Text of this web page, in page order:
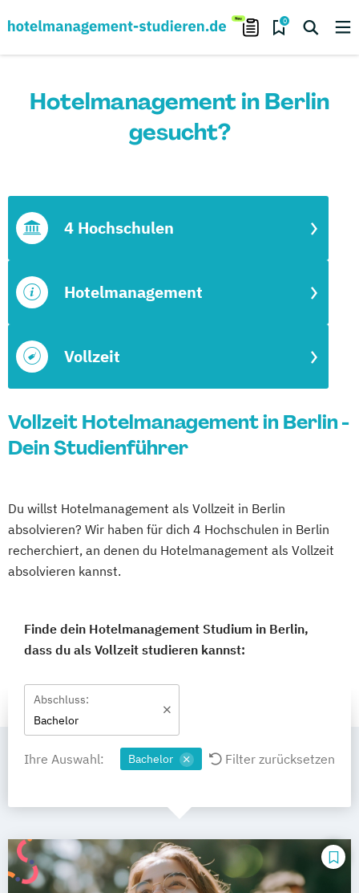
0
Hotelmanagement in Berlin
gesucht?
Vollzeit
Hotelmanagement
4 Hochschulen
Vollzeit Hotelmanagement in Berlin -
Dein Studienführer
Du willst Hotelmanagement als Vollzeit in Berlin
absolvieren? Wir haben für dich 4 Hochschulen in Berlin
recherchiert, an denen du Hotelmanagement als Vollzeit
absolvieren kannst.
Finde dein Hotelmanagement Studium in Berlin,
dass du als Vollzeit studieren kannst:
Abschluss:
Bachelor
Ihre Auswahl: Bachelor Filter zurücksetzen